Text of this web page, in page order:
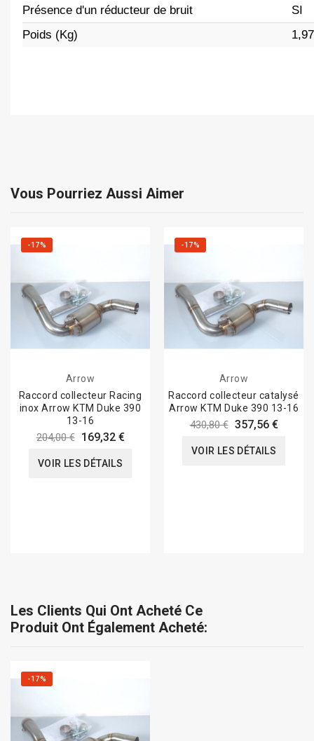
Présence d'un réducteur de bruit
SI
Poids (Kg)
1,97
Vous Pourriez Aussi Aimer
-17%
Arrow
Raccord collecteur Racing
inox Arrow KTM Duke 390
13-16
204,00 € 169,32 €
VOIR LES DÉTAILS
-17%
Arrow
Raccord collecteur catalysé
Arrow KTM Duke 390 13-16
430,80 € 357,56 €
VOIR LES DÉTAILS
Les Clients Qui Ont Acheté Ce
Produit Ont Également Acheté:
-17%